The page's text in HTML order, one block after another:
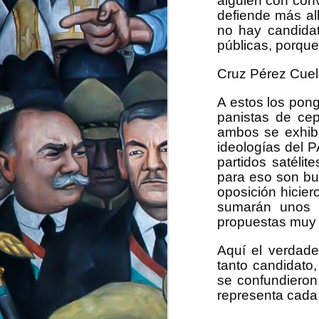
defiende más
no hay
públicas,
Cruz Pérez
A estos los
panistas de
ambos se
ideologías del
partidos
para eso son
oposición
sumarán
propuestas
Aquí el
tanto
se
representa
gobierno estatal
enteras como
Fue en 2007 que
por el sistema, sus
realizó Vicente Fox
me sentí mal y en
mexicanos.
Poco después con
ventajosa se
pero muchas
el mundo y la
no se alineaban,
el mítico discurso
momento decidí
hegemonía
Supe luego por las
difundir un
“regeneración”
revolución mexicana.